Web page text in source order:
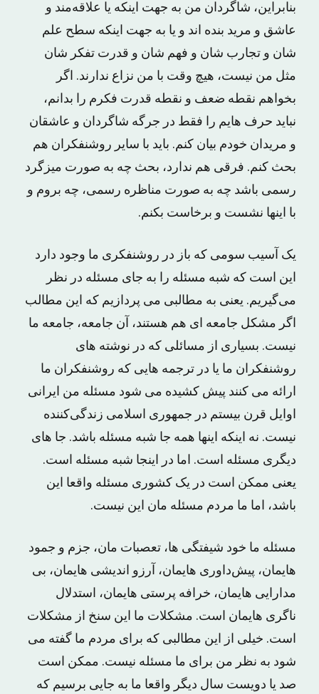
بنابراین، شاگردان من به جهت اینکه یا علاقه‌مند و
عاشق و مرید بنده ‌اند و یا به جهت اینکه سطح علم‌
شان و تجارب‌ شان و فهم‌ شان و قدرت تفکر شان
مثل من نیست، هیچ وقت با من نزاع ندارند. اگر
بخواهم نقطه ضعف و نقطه قدرت فکرم را بدانم،
نباید حرف‌ هایم را فقط در جرگه‌ شاگردان و عاشقان
و مریدان خودم بیان کنم. باید با سایر روشنفکران هم
بحث کنم. فرقی هم ندارد، بحث چه به‌ صورت میزگرد
رسمی باشد چه به‌ صورت مناظره‌ رسمی، چه بروم و
با اینها نشست‌ و‌ برخاست بکنم.
یک آسیب سومی که باز در روشنفکری ما وجود دارد
این است که شبه‌ مسئله را به ‌جای مسئله در نظر
می‌گیریم. یعنی به مطالبی می ‌پردازیم که این مطالب
اگر مشکل جامعه ‌ای هم هستند، آن جامعه، جامعه‌ ما
نیست. بسیاری از مسائلی که در نوشته ‌های
روشنفکران ما یا در ترجمه‌ هایی که روشنفکران ما
ارائه می کنند پیش کشیده می ‌شود مسئله‌ من ایرانی
اوایل قرن بیستم در جمهوری اسلامی زندگی‌کننده
نیست. نه اینکه اینها همه ‌جا شبه ‌مسئله باشد. جا های
دیگری مسئله است. اما در اینجا شبه مسئله است.
یعنی ممکن است در یک کشوری مسئله واقعا این
باشد، اما ما مردم مسئله ‌مان این نیست.
مسئله‌ ما خود شیفتگی‌ ها، تعصبات مان، جزم ‌و‌ جمود
هایمان، پیش‌داوری ‌هایمان، آرزو اندیشی ‌هایمان، بی‌
مدارایی ‌هایمان، خرافه ‌پرستی ‌هایمان، استدلال‌
ناگری ‌هایمان است. مشکلات ما این سنخ از مشکلات
است. خیلی از این مطالبی که برای مردم ما گفته می
شود به نظر من برای ما مسئله نیست. ممکن است
صد یا دویست سال دیگر واقعا ما به جایی برسیم که